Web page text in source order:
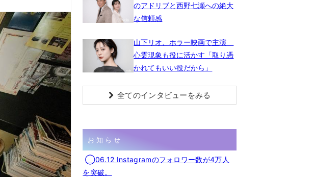
のアドリブと西野七瀬への絶大
な信頼感
山下リオ、ホラー映画で主演
心霊現象も役に活かす「取り憑
かれてもいい役だから」
全てのインタビューをみる
お知らせ
◯06.12 Instagramのフォロワー数が4万人
を突破。